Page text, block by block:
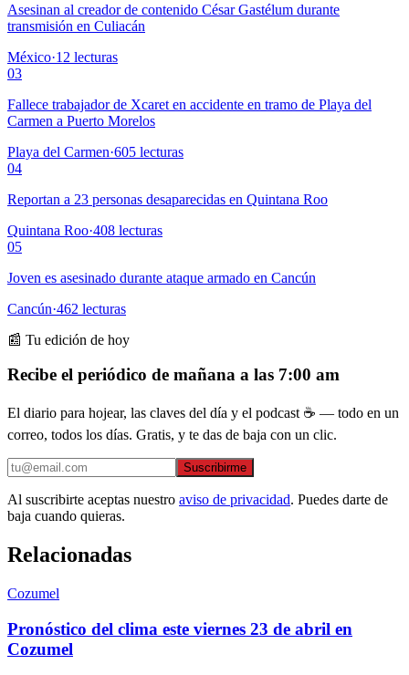
Asesinan al creador de contenido César Gastélum durante
transmisión en Culiacán
México·12 lecturas
03
Fallece trabajador de Xcaret en accidente en tramo de Playa del
Carmen a Puerto Morelos
Playa del Carmen·605 lecturas
04
Reportan a 23 personas desaparecidas en Quintana Roo
Quintana Roo·408 lecturas
05
Joven es asesinado durante ataque armado en Cancún
Cancún·462 lecturas
📰 Tu edición de hoy
Recibe el periódico de mañana a las 7:00 am
El diario para hojear, las claves del día y el podcast ☕ — todo en un
correo, todos los días. Gratis, y te das de baja con un clic.
Suscribirme
Al suscribirte aceptas nuestro aviso de privacidad. Puedes darte de
baja cuando quieras.
Relacionadas
Cozumel
Pronóstico del clima este viernes 23 de abril en
Cozumel